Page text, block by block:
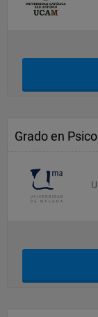
Grado en